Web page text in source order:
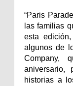
“Paris
las familias
esta
algunos de
Company,
aniversario,
historias a